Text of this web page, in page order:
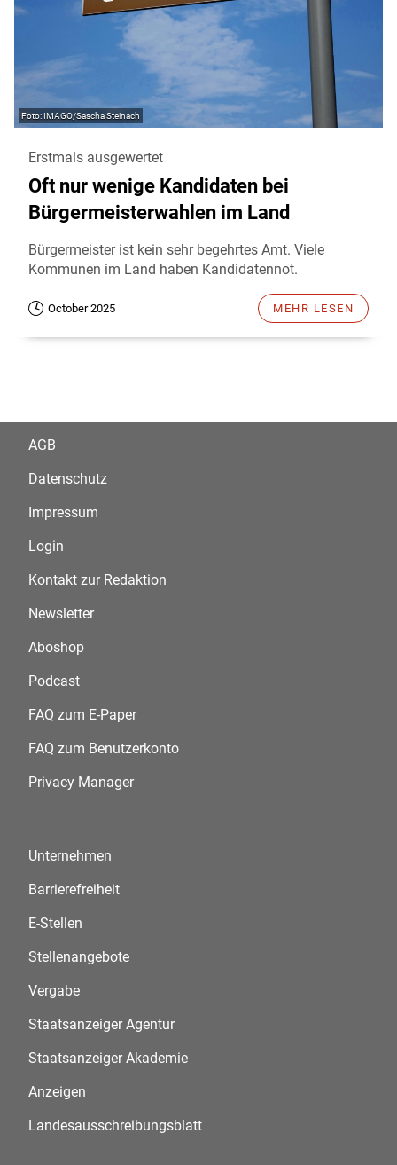
IMAGO/Sascha Steinach
Erstmals ausgewertet
Oft nur wenige Kandidaten bei
Bürgermeisterwahlen im Land
Bürgermeister ist kein sehr begehrtes Amt. Viele
Kommunen im Land haben Kandidatennot.
October 2025 MEHR LESEN
AGB
Datenschutz
Impressum
Login
Kontakt zur Redaktion
Newsletter
Aboshop
Podcast
FAQ zum E-Paper
FAQ zum Benutzerkonto
Privacy Manager
Unternehmen
Barrierefreiheit
E-Stellen
Stellenangebote
Vergabe
Staatsanzeiger Agentur
Staatsanzeiger Akademie
Anzeigen
Landesausschreibungsblatt